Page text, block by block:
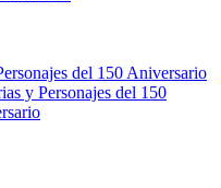
del 150 Aniversario
y Personajes del 150